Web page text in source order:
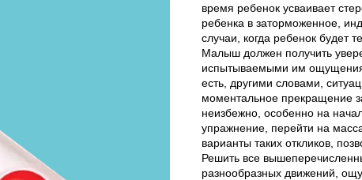
время ребенок усваивает
ребенка в заторможенное,
случаи, когда ребенок будет
Малыш должен получить
испытываемыми им
есть, другими словами,
моментальное прекращение
неизбежно, особенно на
упражнение, перейти на
варианты таких откликов,
Решить все
разнообразных движений,